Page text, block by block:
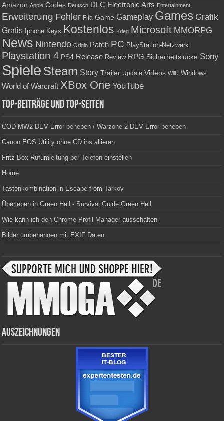
Amazon Apple Codes Deutsch DLC Electronic Arts Entertainment
Erweiterung Fehler Fifa Game Gameplay Games Grafik
Gratis Iphone Keys Kostenlos Krieg Microsoft MMORPG
News Nintendo Origin Patch PC PlayStation-Netzwerk
Playstation 4 PS4 Release Review RPG Sicherheitslücke Sony
Spiele Steam Story Trailer Update Videos WiiU Windows
World of Warcraft XBox One YouTube
Top-Beiträge und Top-Seiten
COD MW2 DEV Error beheben / Warzone 2 DEV Error beheben
Canon EOS Utility ohne CD installieren
Fritz Box Rufumleitung per Telefon einstellen
Home
Tastenkombination in Escape from Tarkov
Überleben in Green Hell - Survival Guide Green Hell
Wie kann ich den Chrome Profil Manager ausschalten
Bilder umbenennen mit EXIF Daten
Auszeichnungen